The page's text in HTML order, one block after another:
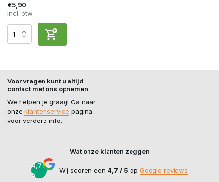
€5,90
Incl. btw
Voor vragen kunt u altijd
contact met ons opnemen
We helpen je graag! Ga naar
onze klantenservice pagina
voor verdere info.
Wat onze klanten zeggen
4,7 /
5
Wij scoren een 4,7 / 5 op Google reviews